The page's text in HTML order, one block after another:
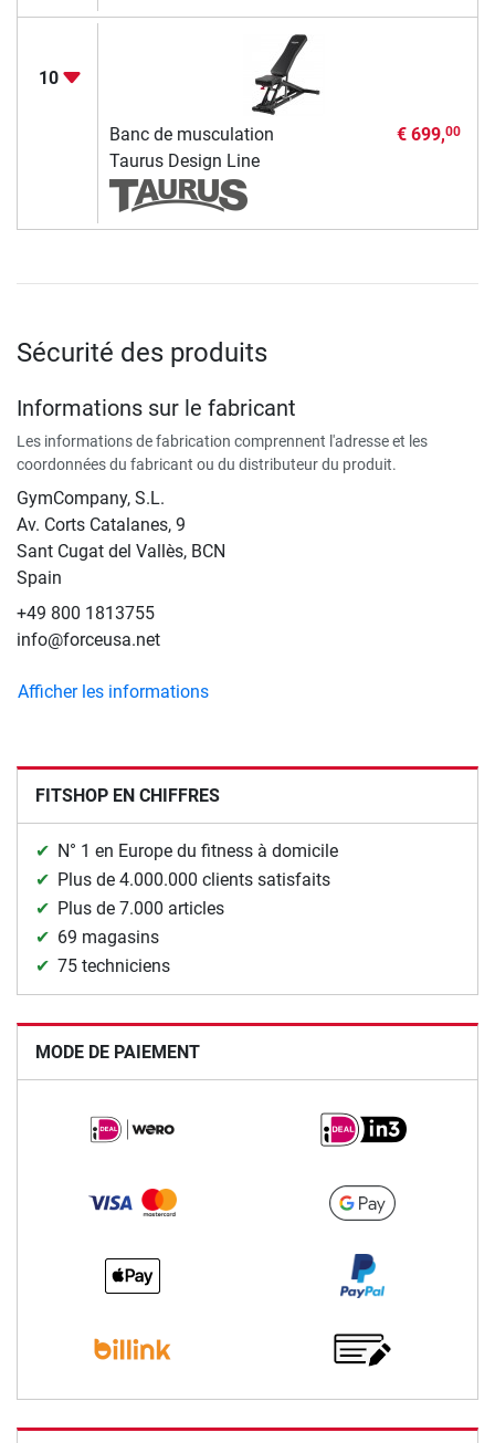
10
Banc de musculation
Taurus Design Line
€ 699,00
Sécurité des produits
Informations sur le fabricant
Les informations de fabrication comprennent l'adresse et les
coordonnées du fabricant ou du distributeur du produit.
GymCompany, S.L.
Av. Corts Catalanes, 9
Sant Cugat del Vallès, BCN
Spain
+49 800 1813755
info@forceusa.net
Afficher les informations
FITSHOP EN CHIFFRES
N° 1 en Europe du fitness à domicile
Plus de 4.000.000 clients satisfaits
Plus de 7.000 articles
69 magasins
75 techniciens
MODE DE PAIEMENT